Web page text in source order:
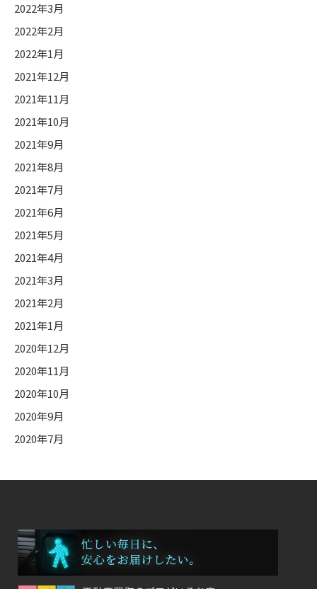
2022年3月
2022年2月
2022年1月
2021年12月
2021年11月
2021年10月
2021年9月
2021年8月
2021年7月
2021年6月
2021年5月
2021年4月
2021年3月
2021年2月
2021年1月
2020年12月
2020年11月
2020年10月
2020年9月
2020年7月